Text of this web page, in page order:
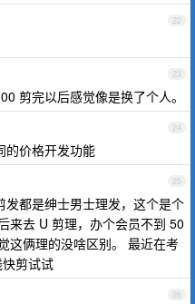
22
23
剪完以后感觉像是换了个人。
24
的价格开发功能
25
都是绅士男士理发，这个是个
来去 U 剪理，办个会员不到 50
这俩理的没啥区别。 最近在考
剪试试
26